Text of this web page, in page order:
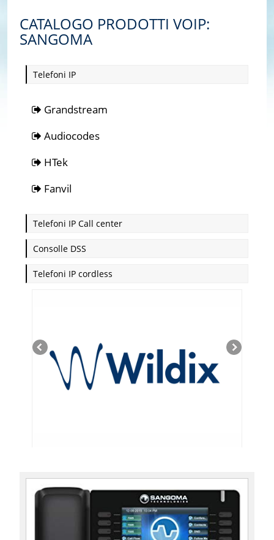
CATALOGO PRODOTTI VOIP:
SANGOMA
Telefoni IP
Grandstream
Audiocodes
HTek
Fanvil
Telefoni IP Call center
Consolle DSS
Telefoni IP cordless